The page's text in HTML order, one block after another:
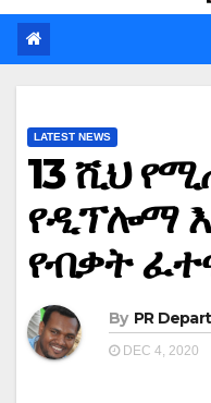
LATEST NEWS
13 ሺህ
የዲፕሎማ
የብቃት
By PR
DEC 4, 2020